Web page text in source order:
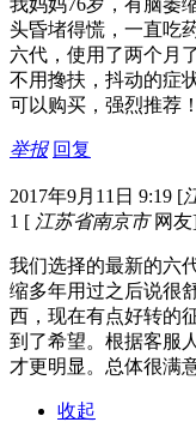
头昏堵得慌，一直吃
六代，使用了两个月
不用搀扶，抖动的症
可以购买，强烈推荐！
举报 回复
2017年9月11日 9:19 [
1 [ 江苏省南京市 网
我们选择的最新的六
缩多年用过之后说很
西，现在有点好转的
到了希望。根据客服
才更明显。总体很满
收起